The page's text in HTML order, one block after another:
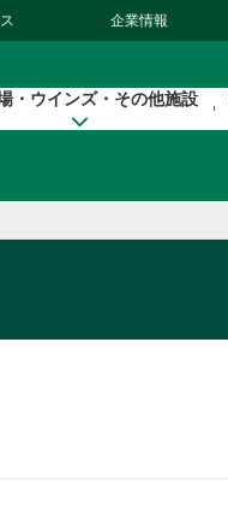
企業情報
・ウインズ・その他施設